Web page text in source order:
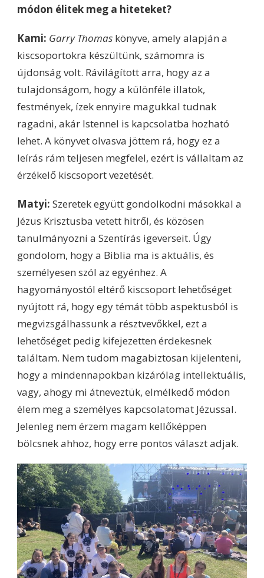
módon élitek meg a hiteteket?
Kami: Garry Thomas könyve, amely alapján a
kiscsoportokra készültünk, számomra is
újdonság volt. Rávilágított arra, hogy az a
tulajdonságom, hogy a különféle illatok,
festmények, ízek ennyire magukkal tudnak
ragadni, akár Istennel is kapcsolatba hozható
lehet. A könyvet olvasva jöttem rá, hogy ez a
leírás rám teljesen megfelel, ezért is vállaltam az
érzékelő kiscsoport vezetését.
Matyi: Szeretek együtt gondolkodni másokkal a
Jézus Krisztusba vetett hitről, és közösen
tanulmányozni a Szentírás igeverseit. Úgy
gondolom, hogy a Biblia ma is aktuális, és
személyesen szól az egyénhez. A
hagyományostól eltérő kiscsoport lehetőséget
nyújtott rá, hogy egy témát több aspektusból is
megvizsgálhassunk a résztvevőkkel, ezt a
lehetőséget pedig kifejezetten érdekesnek
találtam. Nem tudom magabiztosan kijelenteni,
hogy a mindennapokban kizárólag intellektuális,
vagy, ahogy mi átneveztük, elmélkedő módon
élem meg a személyes kapcsolatomat Jézussal.
Jelenleg nem érzem magam kellőképpen
bölcsnek ahhoz, hogy erre pontos választ adjak.